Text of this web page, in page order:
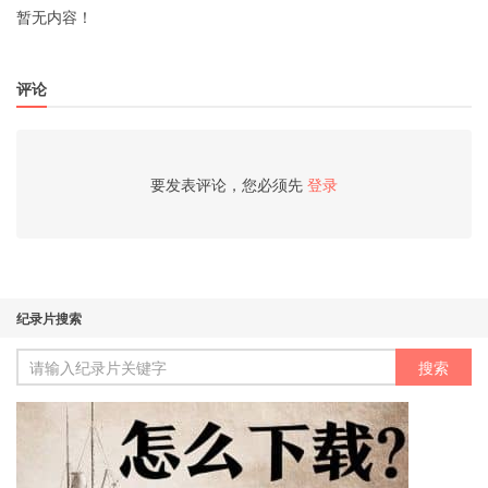
暂无内容！
评论
要发表评论，您必须先 登录
纪录片搜索